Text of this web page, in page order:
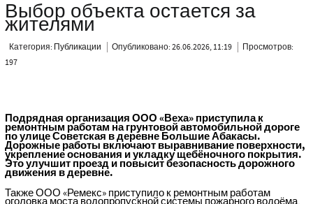
Выбор объекта остается за
жителями
Категория: Публикации Опубликовано: 26.06.2026, 11:19
Просмотров:
197
Подрядная организация ООО «Веха» приступила к
ремонтным работам на грунтовой автомобильной дороге
по улице Советская в деревне Большие Абакасы.
Дорожные работы включают выравнивание поверхности,
укрепление основания и укладку щебёночного покрытия.
Это улучшит проезд и повысит безопасность дорожного
движения в деревне.
Также ООО «Ремекс» приступило к ремонтным работам